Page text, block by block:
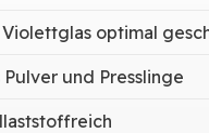
Violettglas optimal
Pulver und Presslinge